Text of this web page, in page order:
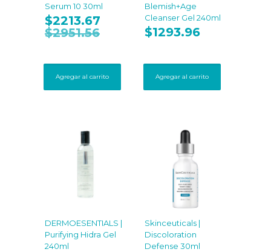
Serum 10 30ml
$2213.67
$2951.56
Agregar al carrito
Blemish+Age
Cleanser Gel 240ml
$1293.96
Agregar al carrito
DERMOESENTIALS |
Purifying Hidra Gel
240ml
Skinceuticals |
Discoloration
Defense 30ml